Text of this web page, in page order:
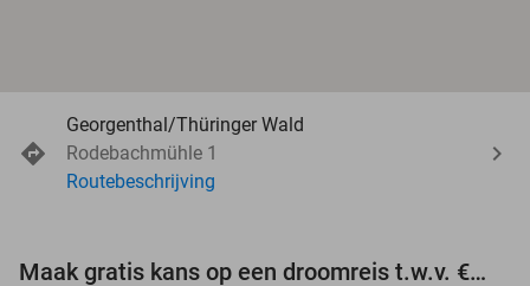
Georgenthal/Thüringer Wald
Rodebachmühle 1
Routebeschrijving
Maak gratis kans op een droomreis t.w.v. €3.000!